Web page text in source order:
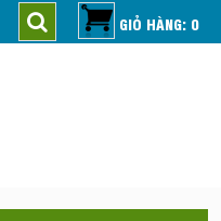
GIỎ HÀNG: 0